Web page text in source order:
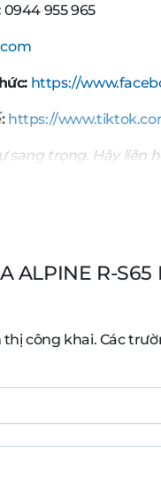
0944 955 965
https://
https://
sang trọng. Hãy liên
ALPINE R-S65
thị công khai. Các